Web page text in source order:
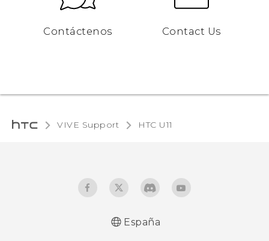
Contáctenos Contact Us
VIVE Support HTC U11‎
España